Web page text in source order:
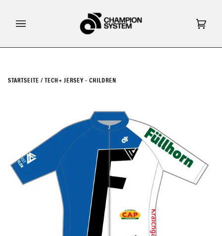
Inhalt
STARTSEITE / TECH+ JERSEY - CHILDREN